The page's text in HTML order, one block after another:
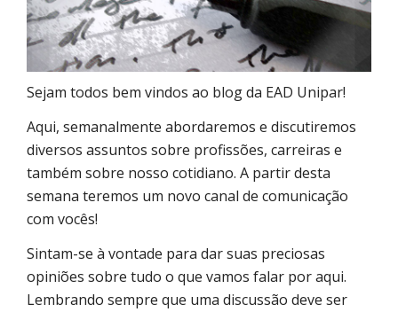
Sejam todos bem vindos ao blog da EAD Unipar!
Aqui, semanalmente abordaremos e discutiremos
diversos assuntos sobre profissões, carreiras e
também sobre nosso cotidiano. A partir desta
semana teremos um novo canal de comunicação
com vocês!
Sintam-se à vontade para dar suas preciosas
opiniões sobre tudo o que vamos falar por aqui.
Lembrando sempre que uma discussão deve ser